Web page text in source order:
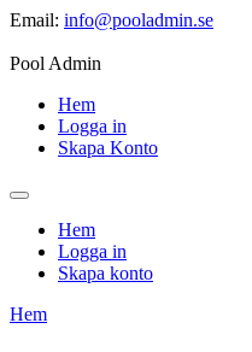
Email: info@pooladmin.se
Pool Admin
Hem
Logga in
Skapa Konto
Hem
Logga in
Skapa konto
Hem